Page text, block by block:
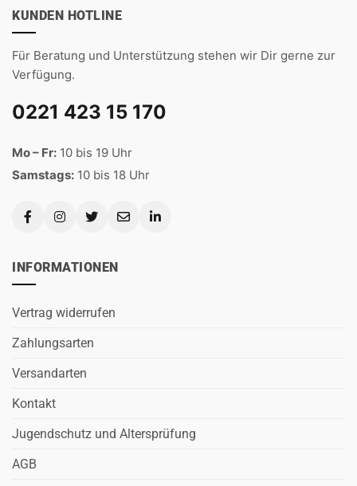
KUNDEN HOTLINE
Für Beratung und Unterstützung stehen wir Dir gerne zur
Verfügung.
0221 423 15 170
Mo – Fr: 10 bis 19 Uhr
Samstags: 10 bis 18 Uhr
INFORMATIONEN
Vertrag widerrufen
Zahlungsarten
Versandarten
Kontakt
Jugendschutz und Altersprüfung
AGB